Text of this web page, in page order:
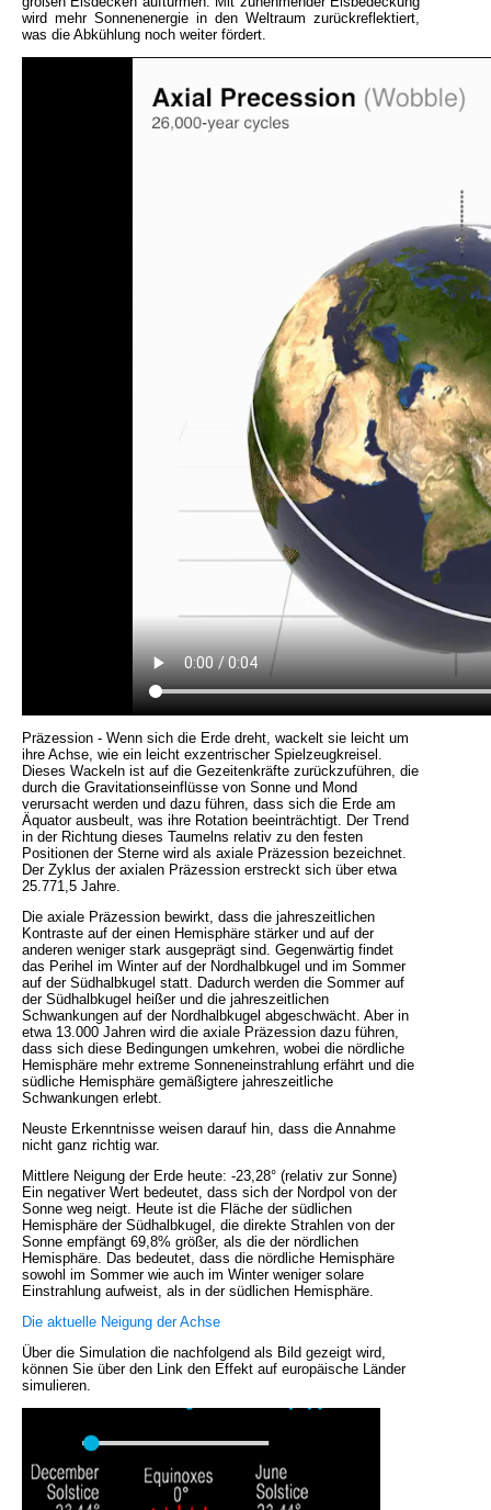
wird mehr Sonnenenergie in den Weltraum zurückreflektiert,
was die Abkühlung noch weiter fördert.
Präzession - Wenn sich die Erde dreht, wackelt sie leicht um
ihre Achse, wie ein leicht exzentrischer Spielzeugkreisel.
Dieses Wackeln ist auf die Gezeitenkräfte zurückzuführen, die
durch die Gravitationseinflüsse von Sonne und Mond
verursacht werden und dazu führen, dass sich die Erde am
Äquator ausbeult, was ihre Rotation beeinträchtigt. Der Trend
in der Richtung dieses Taumelns relativ zu den festen
Positionen der Sterne wird als axiale Präzession bezeichnet.
Der Zyklus der axialen Präzession erstreckt sich über etwa
25.771,5 Jahre.
Die axiale Präzession bewirkt, dass die jahreszeitlichen
Kontraste auf der einen Hemisphäre stärker und auf der
anderen weniger stark ausgeprägt sind. Gegenwärtig findet
das Perihel im Winter auf der Nordhalbkugel und im Sommer
auf der Südhalbkugel statt. Dadurch werden die Sommer auf
der Südhalbkugel heißer und die jahreszeitlichen
Schwankungen auf der Nordhalbkugel abgeschwächt. Aber in
etwa 13.000 Jahren wird die axiale Präzession dazu führen,
dass sich diese Bedingungen umkehren, wobei die nördliche
Hemisphäre mehr extreme Sonneneinstrahlung erfährt und die
südliche Hemisphäre gemäßigtere jahreszeitliche
Schwankungen erlebt.
Neuste Erkenntnisse weisen darauf hin, dass die Annahme
nicht ganz richtig war.
Mittlere Neigung der Erde heute: -23,28° (relativ zur Sonne)
Ein negativer Wert bedeutet, dass sich der Nordpol von der
Sonne weg neigt. Heute ist die Fläche der südlichen
Hemisphäre der Südhalbkugel, die direkte Strahlen von der
Sonne empfängt 69,8% größer, als die der nördlichen
Hemisphäre. Das bedeutet, dass die nördliche Hemisphäre
sowohl im Sommer wie auch im Winter weniger solare
Einstrahlung aufweist, als in der südlichen Hemisphäre.
Die aktuelle Neigung der Achse
Über die Simulation die nachfolgend als Bild gezeigt wird,
können Sie über den Link den Effekt auf europäische Länder
simulieren.